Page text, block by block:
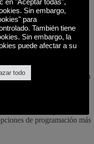
preocuparse por la
propiedad intelectual. La
que puede implantar
que gestionar docenas de
eficiencia de los recursos en
informáticos
costes asociados y las
grupos de escritorios
una mejor
de programación más
en "Aceptar todas",
Sin embargo,
para
También tiene
Sin embargo, la
puede afectar a su
todo